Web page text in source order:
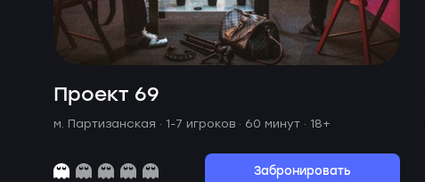
Проект 69
м. Партизанская · 1-7 игроков · 60 минут · 18+
Забронировать